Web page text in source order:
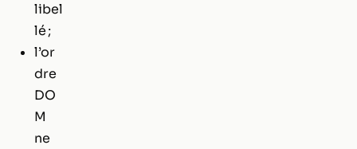
libel
lé ;
l’or
dre
DO
M
ne